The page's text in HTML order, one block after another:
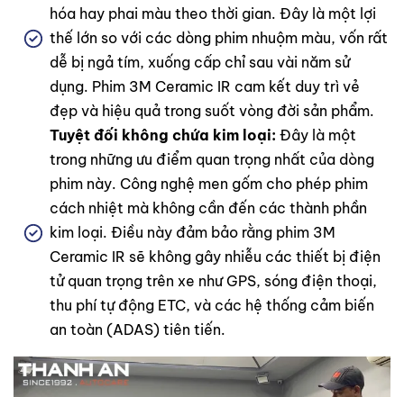
hóa hay phai màu theo thời gian. Đây là một lợi
thế lớn so với các dòng phim nhuộm màu, vốn rất
dễ bị ngả tím, xuống cấp chỉ sau vài năm sử
dụng. Phim 3M Ceramic IR cam kết duy trì vẻ
đẹp và hiệu quả trong suốt vòng đời sản phẩm.
Tuyệt đối không chứa kim loại: Đây là một
trong những ưu điểm quan trọng nhất của dòng
phim này. Công nghệ men gốm cho phép phim
cách nhiệt mà không cần đến các thành phần
kim loại. Điều này đảm bảo rằng phim 3M
Ceramic IR sẽ không gây nhiễu các thiết bị điện
tử quan trọng trên xe như GPS, sóng điện thoại,
thu phí tự động ETC, và các hệ thống cảm biến
an toàn (ADAS) tiên tiến.